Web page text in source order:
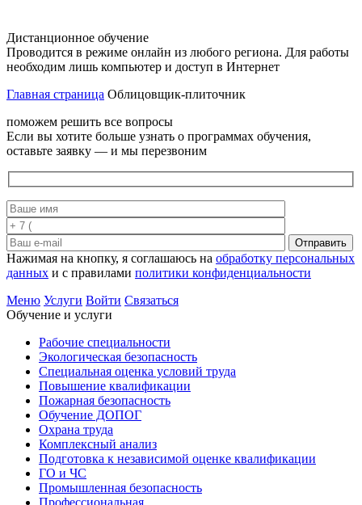
Дистанционное обучение
Проводится в режиме онлайн из любого региона. Для работы
необходим лишь компьютер и доступ в Интернет
Главная страница Облицовщик-плиточник
поможем решить все вопросы
Если вы хотите больше узнать о программах обучения,
оставьте заявку — и мы перезвоним
Отправить
Нажимая на кнопку, я соглашаюсь на обработку персональных
данных и с правилами политики конфиденциальности
Меню Услуги Войти Связаться
Обучение и услуги
Рабочие специальности
Экологическая безопасность
Специальная оценка условий труда
Повышение квалификации
Пожарная безопасность
Обучение ДОПОГ
Охрана труда
Комплексный анализ
Подготовка к независимой оценке квалификации
ГО и ЧС
Промышленная безопасность
Профессиональная